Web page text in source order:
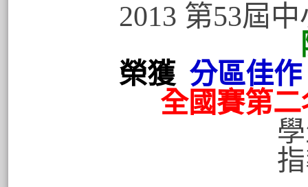
2013 第53屆
榮獲 分區佳作
全國賽第二
學生:張
指導老